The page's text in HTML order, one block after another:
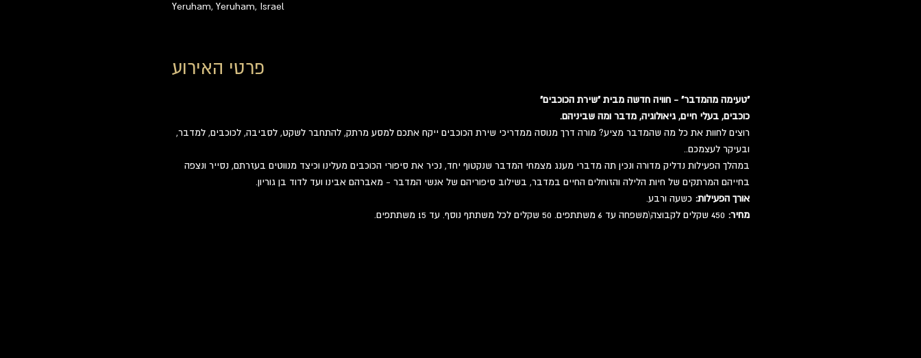
Yeruham, Yeruham, Israel
פרטי האירוע
"טעימה מהמדבר" - חוויה חדשה מבית "שירת הכוכבים"
כוכבים, בעלי חיים, גיאולוגיה, מדבר ומה שביניהם.
רוצים לחוות את כל מה שהמדבר מציע? מורה דרך מנוסה ממדריכי שירת הכוכבים ייקח אתכם למסע מרתק, להתחבר לשקט, לסביבה, לכוכבים, למדבר,
ובעיקר לעצמכם..
במהלך הפעילות נדליק מדורה ונכין תה מדברי מענג מצמחי המדבר שנקטוף יחד, נכיר את סיפורי הכוכבים מעלינו וכיצד מנווטים בעזרתם, נסייר ונצפה
בחייהם המרתקים של חיות הלילה והזוחלים החיים במדבר, בשילוב סיפוריהם של אנשי המדבר - מאברהם אבינו ועד לדוד בן גוריון.
אורך הפעילות: כשעה ורבע.
מחיר: